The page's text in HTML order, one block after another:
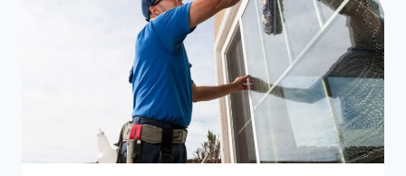
0553690604